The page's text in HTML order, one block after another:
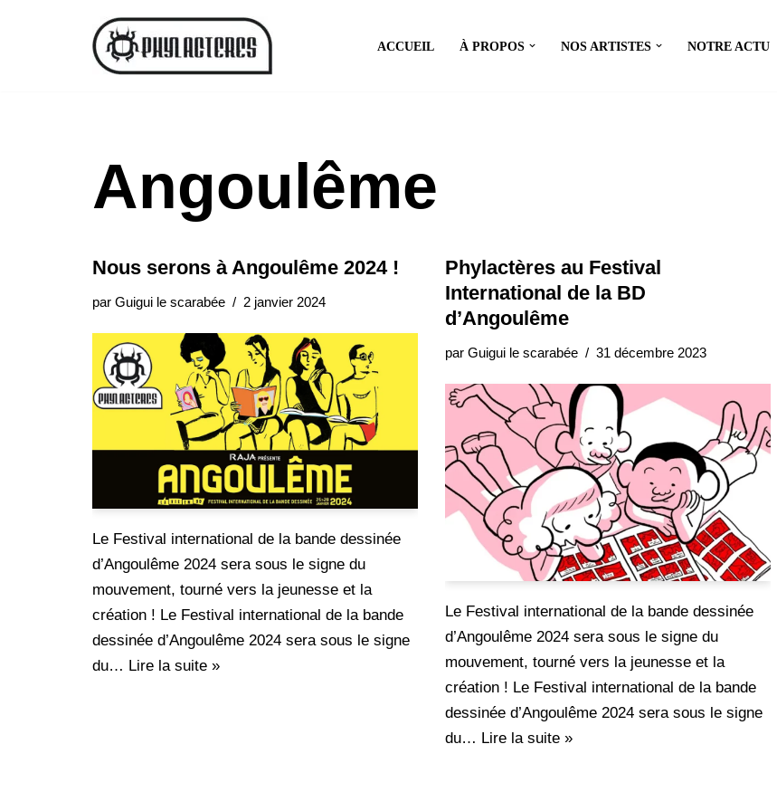
ACCUEIL À PROPOS NOS ARTISTES NOTRE ACTU
Angoulême
Nous serons à Angoulême 2024 !
par Guigui le scarabée 2 janvier 2024
Le Festival international de la bande dessinée
d’Angoulême 2024 sera sous le signe du
mouvement, tourné vers la jeunesse et la
création ! Le Festival international de la bande
dessinée d’Angoulême 2024 sera sous le signe
du… Lire la suite »
Phylactères au Festival
International de la BD
d’Angoulême
par Guigui le scarabée 31 décembre 2023
Le Festival international de la bande dessinée
d’Angoulême 2024 sera sous le signe du
mouvement, tourné vers la jeunesse et la
création ! Le Festival international de la bande
dessinée d’Angoulême 2024 sera sous le signe
du… Lire la suite »